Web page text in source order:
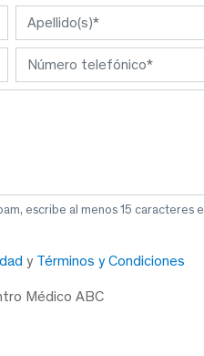
escribe al menos 15 caracteres
y Términos y Condiciones
Médico ABC